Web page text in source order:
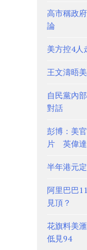
高市稱政
論
美方控4人
王文濤晤
自民黨內
對話
彭博：美
片 英偉
半年港元
阿里巴巴
見頂？
花旗料美
低見94